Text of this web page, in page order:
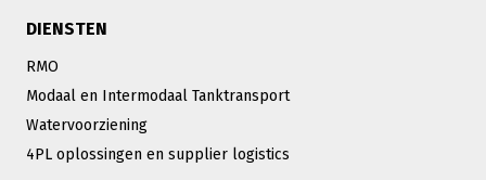
DIENSTEN
RMO
Modaal en Intermodaal Tanktransport
Watervoorziening
4PL oplossingen en supplier logistics